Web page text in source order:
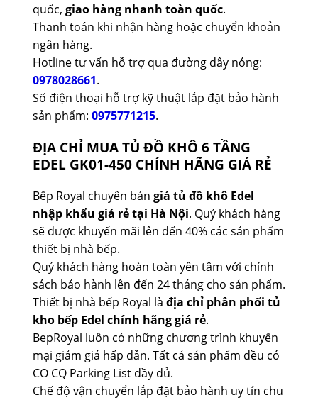
quốc, giao hàng nhanh toàn quốc.
Thanh toán khi nhận hàng hoặc chuyển khoản
ngân hàng.
Hotline tư vấn hỗ trợ qua đường dây nóng:
0978028661.
Số điện thoại hỗ trợ kỹ thuật lắp đặt bảo hành
sản phẩm: 0975771215.
ĐỊA CHỈ MUA TỦ ĐỒ KHÔ 6 TẦNG
EDEL GK01-450 CHÍNH HÃNG GIÁ RẺ
Bếp Royal chuyên bán giá tủ đồ khô Edel
nhập khẩu giá rẻ tại Hà Nội. Quý khách hàng
sẽ được khuyến mãi lên đến 40% các sản phẩm
thiết bị nhà bếp.
Quý khách hàng hoàn toàn yên tâm với chính
sách bảo hành lên đến 24 tháng cho sản phẩm.
Thiết bị nhà bếp Royal là địa chỉ phân phối tủ
kho bếp Edel chính hãng giá rẻ.
BepRoyal luôn có những chương trình khuyến
mại giảm giá hấp dẫn. Tất cả sản phẩm đều có
CO CQ Parking List đầy đủ.
Chế độ vận chuyển lắp đặt bảo hành uy tín chu